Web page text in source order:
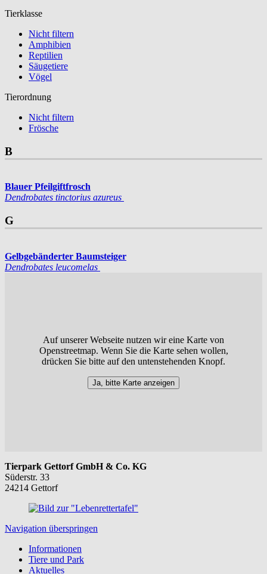
Tierklasse
Nicht filtern
Amphibien
Reptilien
Säugetiere
Vögel
Tierordnung
Nicht filtern
Frösche
B
Blauer Pfeilgiftfrosch
Dendrobates tinctorius azureus
G
Gelbgebänderter Baumsteiger
Dendrobates leucomelas
Auf unserer Webseite nutzen wir eine Karte von
Openstreetmap. Wenn Sie die Karte sehen wollen,
drücken Sie bitte auf den untenstehenden Knopf.
Ja, bitte Karte anzeigen
Tierpark Gettorf GmbH & Co. KG
Süderstr. 33
24214 Gettorf
Navigation überspringen
Informationen
Tiere und Park
Aktuelles